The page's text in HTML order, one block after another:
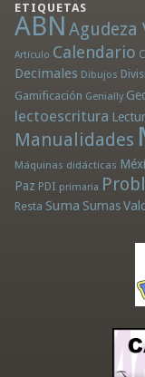
ETIQUETAS
ABN Agudeza
Artículo Calendario
Decimales Dibujos
Gamificación Genially
lectoescritura
Manualidades
Máquinas didácticas
Paz PDI primaria
Resta Suma Sumas